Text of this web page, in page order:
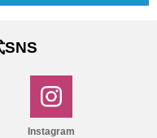
SNS
Instagram